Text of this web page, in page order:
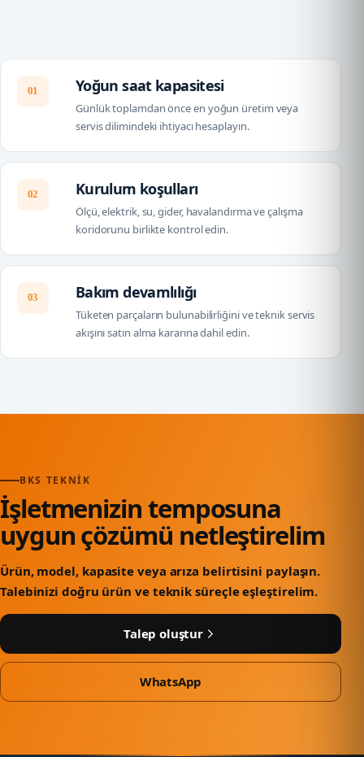
01 Yoğun saat kapasitesi
Günlük toplamdan önce en yoğun üretim veya
servis dilimindeki ihtiyacı hesaplayın.
02 Kurulum koşulları
Ölçü, elektrik, su, gider, havalandırma ve çalışma
koridorunu birlikte kontrol edin.
03 Bakım devamlılığı
Tüketen parçaların bulunabilirliğini ve teknik servis
akışını satın alma kararına dahil edin.
BKS TEKNIK
İşletmenizin temposuna
uygun çözümü netleştirelim
Ürün, model, kapasite veya arıza belirtisini paylaşın.
Talebinizi doğru ürün ve teknik süreçle eşleştirelim.
Talep oluştur
WhatsApp